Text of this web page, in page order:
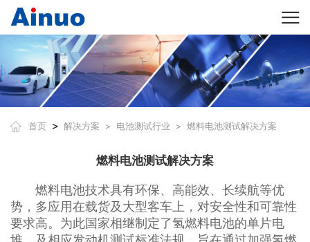
首页 > 解决方案 > 电池测试行业 > 燃料电池测试解决方案
燃料电池测试解决方案
燃料电池技术具有环保、高能效、长续航等优
势，多应用在载货及大型客车上，对安全性和可靠性
要求高。为此国家相继制定了氢燃料电池的单片电